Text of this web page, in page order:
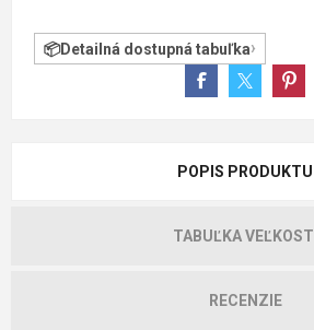
Detailná dostupná tabuľka
POPIS PRODUKTU
TABUĽKA VEĽKOSTÍ
RECENZIE